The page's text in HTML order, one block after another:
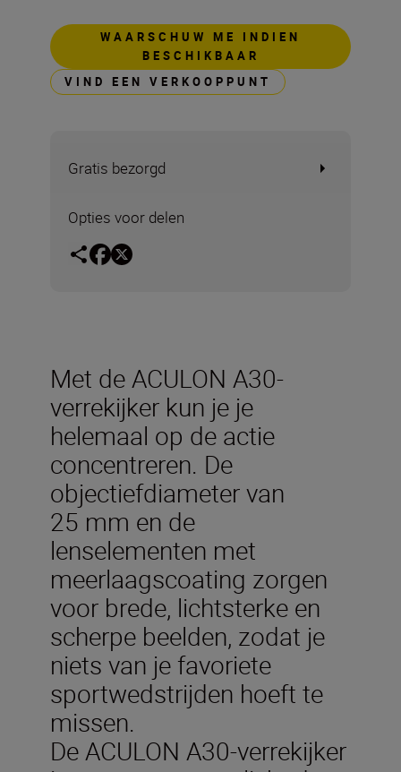
WAARSCHUW ME INDIEN
BESCHIKBAAR
VIND EEN VERKOOPPUNT
Gratis bezorgd
Opties voor delen
Met de ACULON A30-
verrekijker kun je je
helemaal op de actie
concentreren. De
objectiefdiameter van
25 mm en de
lenselementen met
meerlaagscoating zorgen
voor brede, lichtsterke en
scherpe beelden, zodat je
niets van je favoriete
sportwedstrijden hoeft te
missen.
De ACULON A30-verrekijker